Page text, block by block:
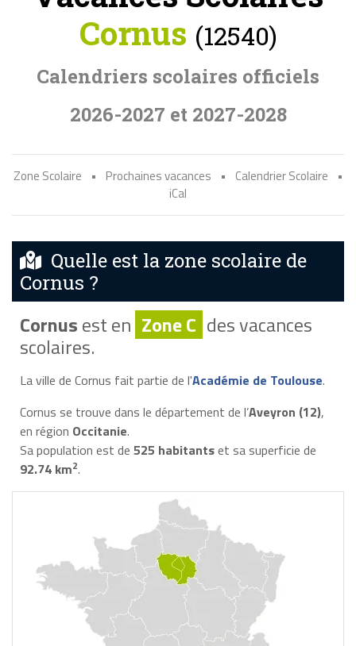
Cornus (12540)
Calendriers scolaires officiels
2026-2027 et 2027-2028
Zone Scolaire • Prochaines vacances • Calendrier Scolaire
•
iCal
Quelle est la zone scolaire de
Cornus ?
Cornusest en Zone C des vacances
scolaires.
La ville de Cornus fait partie de l'Académie de Toulouse.
Cornus se trouve dans le département de l’Aveyron (12),
en région Occitanie.
Sa population est de 525 habitantset sa superficie de
92.74 km2.